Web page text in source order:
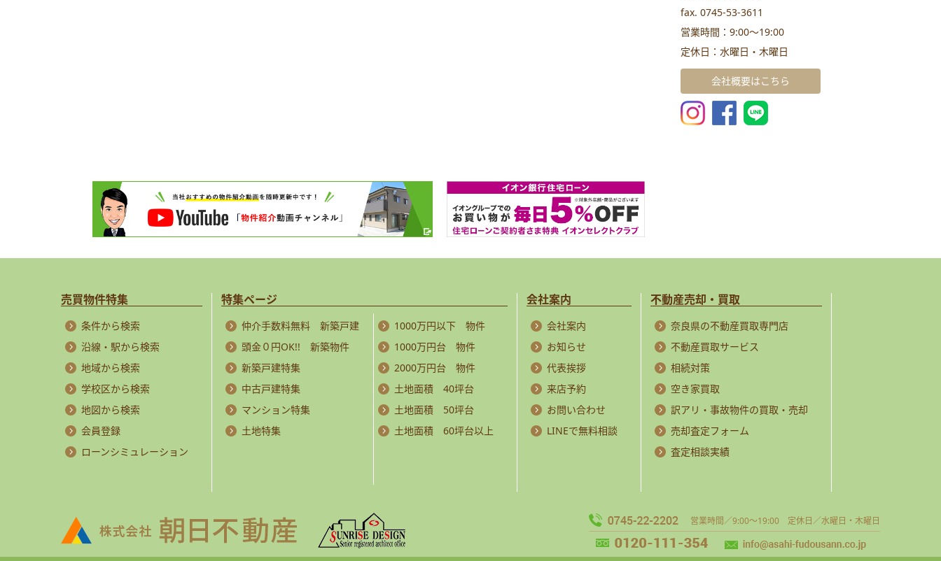
fax. 0745-53-3611
営業時間：9:00～19:00
定休日：水曜日・木曜日
会社概要はこちら
売買物件特集
条件から検索
沿線・駅から検索
地域から検索
学校区から検索
地図から検索
会員登録
ローンシミュレーション
特集ページ
仲介手数料無料 新築戸建
頭金０円OK!! 新築物件
新築戸建特集
中古戸建特集
マンション特集
土地特集
1000万円以下 物件
1000万円台 物件
2000万円台 物件
土地面積 40坪台
土地面積 50坪台
土地面積 60坪台以上
会社案内
会社案内
お知らせ
代表挨拶
来店予約
お問い合わせ
LINEで無料相談
不動産売却・買取
奈良県の不動産買取専門店
不動産買取サービス
相続対策
空き家買取
訳アリ・事故物件の買取・売却
売却査定フォーム
査定相談実績
営業時間／9:00～19:00 定休日／水曜日・木曜日